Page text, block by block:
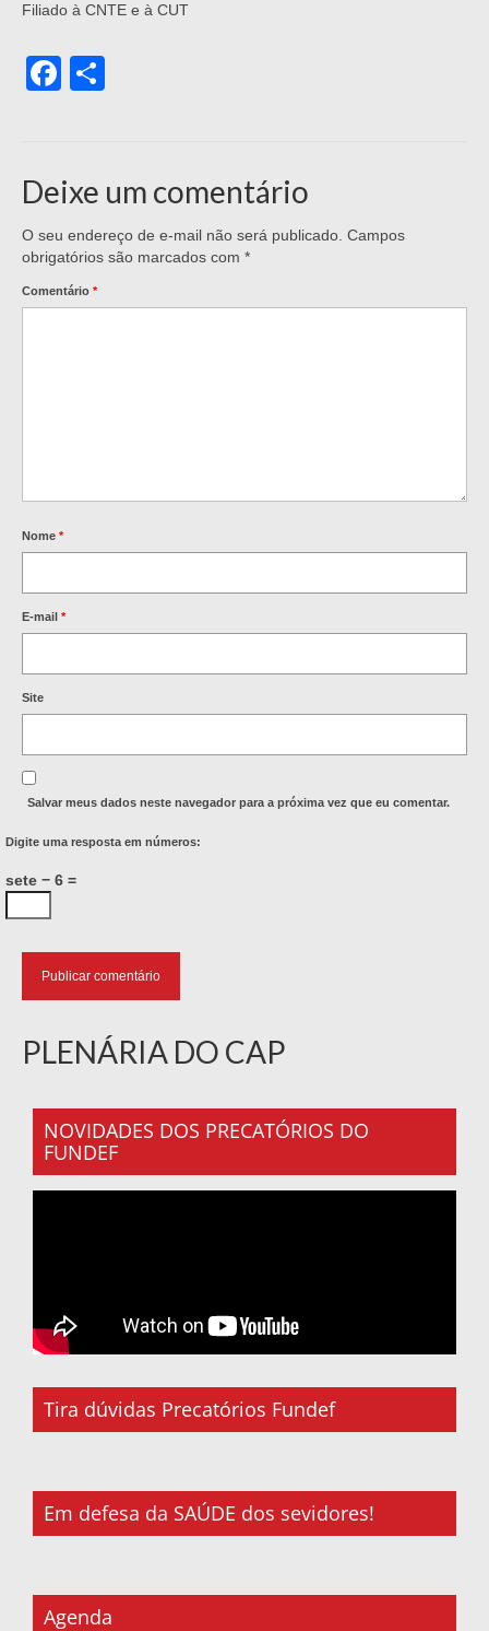
Filiado à CNTE e à CUT
Facebook
Deixe um comentário
O seu endereço de e-mail não será publicado. Campos
obrigatórios são marcados com *
Comentário *
Nome *
E-mail *
Site
Salvar meus dados neste navegador para a próxima vez que eu comentar.
Digite uma resposta em números:
sete − 6 =
PLENÁRIA DO CAP
NOVIDADES DOS PRECATÓRIOS DO
FUNDEF
Tira dúvidas Precatórios Fundef
Em defesa da SAÚDE dos sevidores!
Agenda